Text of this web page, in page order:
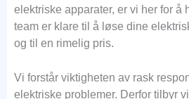
elektriske apparater, er vi her for å
team er klare til å løse dine
og til en rimelig pris.
Vi forstår viktigheten av rask
elektriske problemer. Derfor tilbyr